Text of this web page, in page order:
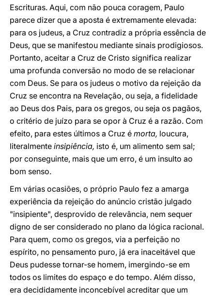
Escrituras. Aqui, com não pouca coragem, Paulo
parece dizer que a aposta é extremamente elevada:
para os judeus, a Cruz contradiz a própria essência de
Deus, que se manifestou mediante sinais prodigiosos.
Portanto, aceitar a Cruz de Cristo significa realizar
uma profunda conversão no modo de se relacionar
com Deus. Se para os judeus o motivo da rejeição da
Cruz se encontra na Revelação, ou seja, a fidelidade
ao Deus dos Pais, para os gregos, ou seja os pagãos,
o critério de juízo para se opor à Cruz é a razão. Com
efeito, para estes últimos a Cruz é morta, loucura,
literalmente insipiência, isto é, um alimento sem sal;
por conseguinte, mais que um erro, é um insulto ao
bom senso.
Em várias ocasiões, o próprio Paulo fez a amarga
experiência da rejeição do anúncio cristão julgado
"insipiente", desprovido de relevância, nem sequer
digno de ser considerado no plano da lógica racional.
Para quem, como os gregos, via a perfeição no
espírito, no pensamento puro, já era inaceitável que
Deus pudesse tornar-se homem, imergindo-se em
todos os limites do espaço e do tempo. Além disso,
era decididamente inconcebível acreditar que um